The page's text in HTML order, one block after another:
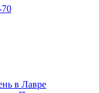
70
в Лавре